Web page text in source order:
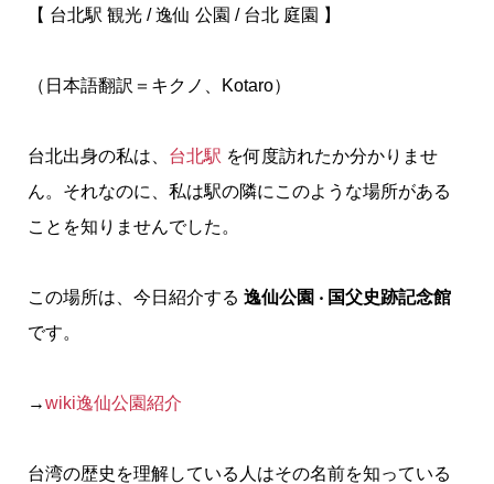
【 台北駅 観光 / 逸仙 公園 / 台北 庭園 】
（日本語翻訳＝キクノ、Kotaro）
台北出身の私は、 台北駅 を何度訪れたか分かりませ
ん。 それなのに、私は駅の隣にこのような場所がある
ことを知りませんでした。
この場所は、今日紹介する 逸仙公園 ‧ 国父史跡記念館
です。
→wiki逸仙公園紹介
台湾の歴史を理解している人はその名前を知っている